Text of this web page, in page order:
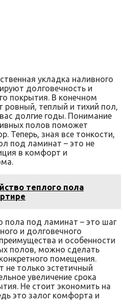
укладка наливного
долговечность и
покрытия. В конечном
ровный, теплый и тихий пол,
долгие годы. Понимание
полов поможет
Теперь, зная все тонкости,
под ламинат – это не
в комфорт и
теплого пола
пола под ламинат – это шаг
и долговечного
и особенности
полов, можно сделать
помещения.
не только эстетичный
увеличение срока
Не стоит экономить на
это залог комфорта и